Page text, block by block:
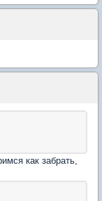
как забрать,